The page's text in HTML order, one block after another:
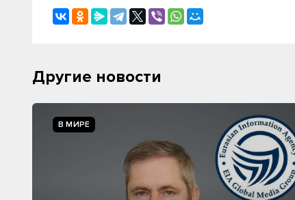
Другие новости
В МИРЕ